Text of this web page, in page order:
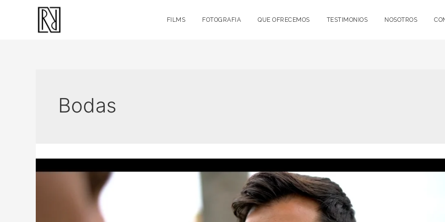
FILMS FOTOGRAFIA QUE OFRECEMOS TESTIMONIOS NOSOTROS
Bodas